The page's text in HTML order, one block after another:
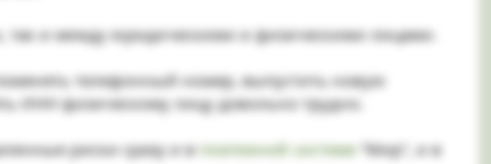
так и между юридическими и физическими лицами.
телефонный номер, выпустить новую
ИНН физическому лицу довольно трудно.
риски сразу и вплатежной системе “Мир”, и в